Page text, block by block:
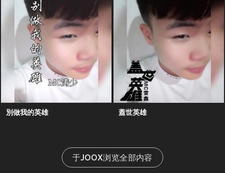
別做我的英雄 蓋世英雄
于JOOX浏览全部内容